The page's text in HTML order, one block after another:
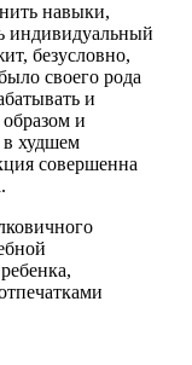
навыки,
индивидуальный
безусловно,
своего рода
и
и
в худшем
совершенна